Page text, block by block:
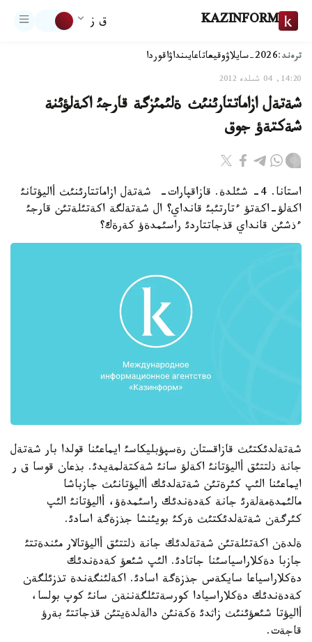
KAZINFORM ق ز
ترەند:2026-سايلاۋ وقيعاتاعايىنداۋاقوردا
14:20, 04 شىلدە 2012
شةتةل ازاماتتارئنئث ةلئمئزگة قارجئ اكةلؤئنة
شةكتةؤ جوق
استانا. 4- شئلدة. قازاقپارات- شةتةل ازاماتتارئنئث أاليؤتانئ
اكةلؤ-اكةتؤ ءتارتئبئ قانداي؟ ال شةتةلگة اكةتئلةتئن قارجئ
ءذشئن قانداي قذجاتتاردئ راسئمدةؤ كةرةك؟
شةتةلدئكتئث قازاقستان رةسپؤبليكاسئ ايماعئنا قولدا بار شةتةل
جانة ذلتتئق أاليؤتانئ اكةلؤ سانئ شةكتةلمةيدئ. بذعان قوسا ق ر
ايماعئنا الئپ كئرةتئن شةتةلدئك أاليؤتانئث جازباشا
مالئمدةمةلةرئ جانة كةدةندئك راسئمدةؤ، أاليؤتانئ الئپ
كئرگةن شةتةلدئكتئث ةركئ بويئنشا جذزةگة اسادئ.
ةلدةن اكةتئلةتئن شةتةلدئك جانة ذلتتئق أاليؤتالار مئندةتتئ
جازبا دةكلاراسياسئنا جاتادئ. الئپ شئعؤ كةدةندئك
دةكلاراسياعا سايكةس جذزةگة اسادئ. اكةلئنگةندة تذزئلگةن
كةدةندئك دةكلاراسيادا كورسةتئلگةننةن سانئ كوپ بولسا،
أاليؤتا شئعؤئنئث زاثدئ ةكةنئن دالةلدةيتئن قذجاتتئ بةرؤ
قاجةت.